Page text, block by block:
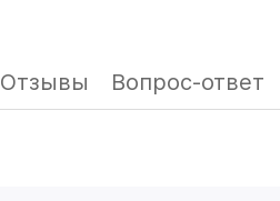
Отзывы Вопрос-ответ